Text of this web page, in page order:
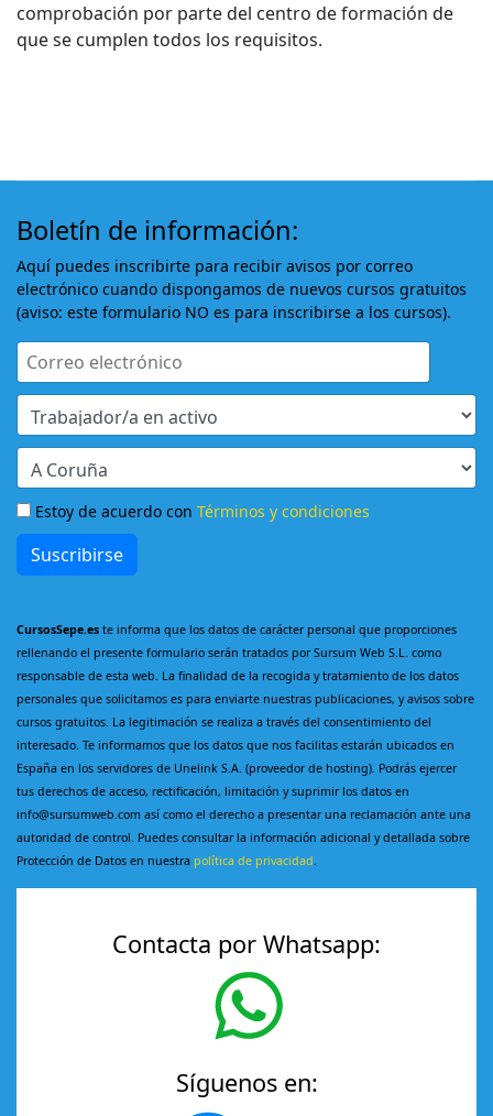
comprobación por parte del centro de formación de
que se cumplen todos los requisitos.
Boletín de información:
Aquí puedes inscribirte para recibir avisos por correo
electrónico cuando dispongamos de nuevos cursos gratuitos
(aviso: este formulario NO es para inscribirse a los cursos).
Estoy de acuerdo con Términos y condiciones
Suscribirse
CursosSepe.es te informa que los datos de carácter personal que proporciones
rellenando el presente formulario serán tratados por Sursum Web S.L. como
responsable de esta web. La finalidad de la recogida y tratamiento de los datos
personales que solicitamos es para enviarte nuestras publicaciones, y avisos sobre
cursos gratuitos. La legitimación se realiza a través del consentimiento del
interesado. Te informamos que los datos que nos facilitas estarán ubicados en
España en los servidores de Unelink S.A. (proveedor de hosting). Podrás ejercer
tus derechos de acceso, rectificación, limitación y suprimir los datos en
info@sursumweb.com así como el derecho a presentar una reclamación ante una
autoridad de control. Puedes consultar la información adicional y detallada sobre
Protección de Datos en nuestra política de privacidad.
Contacta por Whatsapp:
Síguenos en: